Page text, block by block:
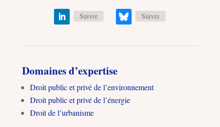
Suivre Suivre
Domaines d’expertise
Droit public et privé de l’environnement
Droit public et privé de l’énergie
Droit de l’urbanisme